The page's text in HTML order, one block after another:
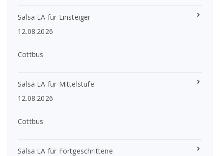
Salsa LA für Einsteiger
12.08.2026
Cottbus
Salsa LA für Mittelstufe
12.08.2026
Cottbus
Salsa LA für Fortgeschrittene